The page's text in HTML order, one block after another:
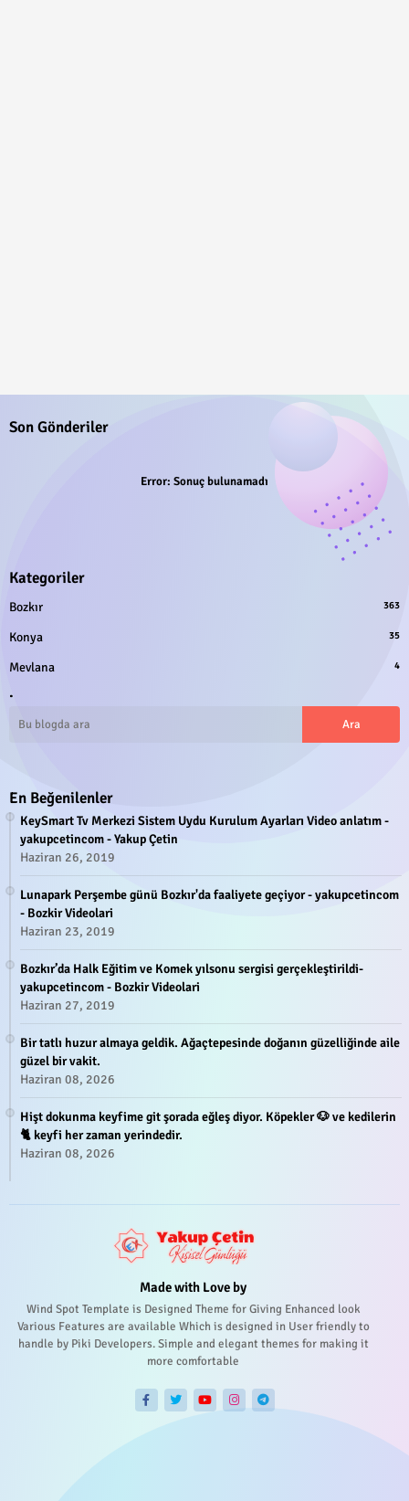
Son Gönderiler
Error: Sonuç bulunamadı
Kategoriler
Bozkır 363
Konya 35
Mevlana 4
.
En Beğenilenler
KeySmart Tv Merkezi Sistem Uydu Kurulum Ayarları Video anlatım -
yakupcetincom - Yakup Çetin
Haziran 26, 2019
Lunapark Perşembe günü Bozkır'da faaliyete geçiyor - yakupcetincom
- Bozkir Videolari
Haziran 23, 2019
Bozkır’da Halk Eğitim ve Komek yılsonu sergisi gerçekleştirildi-
yakupcetincom - Bozkir Videolari
Haziran 27, 2019
Bir tatlı huzur almaya geldik. Ağaçtepesinde doğanın güzelliğinde aile
güzel bir vakit.
Haziran 08, 2026
Hişt dokunma keyfime git şorada eğleş diyor. Köpekler 🐶 ve kedilerin
🐈 keyfi her zaman yerindedir.
Haziran 08, 2026
Made with Love by
Wind Spot Template is Designed Theme for Giving Enhanced look
Various Features are available Which is designed in User friendly to
handle by Piki Developers. Simple and elegant themes for making it
more comfortable